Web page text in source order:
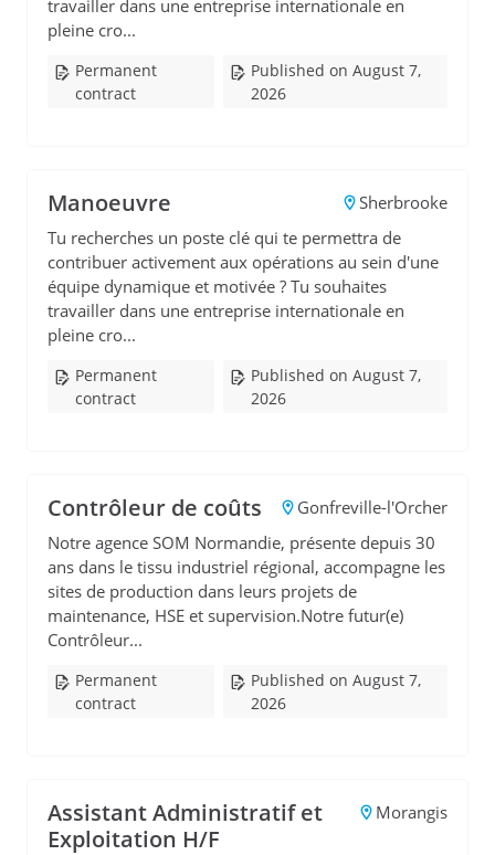
travailler dans une entreprise internationale en
pleine cro...
Permanent
contract
Published on August 7,
2026
Manoeuvre
Sherbrooke
Tu recherches un poste clé qui te permettra de
contribuer activement aux opérations au sein d'une
équipe dynamique et motivée ? Tu souhaites
travailler dans une entreprise internationale en
pleine cro...
Permanent
contract
Published on August 7,
2026
Contrôleur de coûts
Gonfreville-l'Orcher
Notre agence SOM Normandie, présente depuis 30
ans dans le tissu industriel régional, accompagne les
sites de production dans leurs projets de
maintenance, HSE et supervision.Notre futur(e)
Contrôleur...
Permanent
contract
Published on August 7,
2026
Assistant Administratif et
Exploitation H/F
Morangis